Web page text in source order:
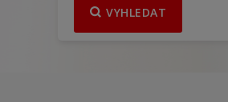
VYHLEDAT